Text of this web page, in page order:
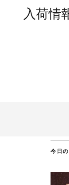
入荷情
今日